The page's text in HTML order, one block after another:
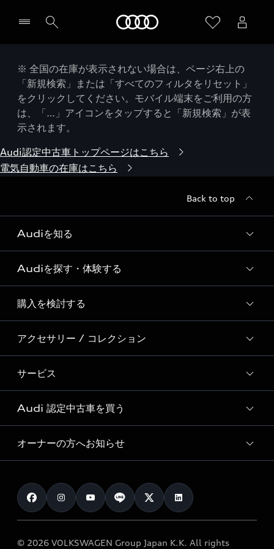
※ 全国の在庫が表示されない場合は、ページ右上の
「新規検索」または「すべてのフィルタをリセット」
をクリックしてください。モバイル端末をご利用の方
は、「…」アイコンをタップすると「新規検索」が表
示されます。
Audi認定中古車トップページはこちら
電気自動車の在庫はこちら
Back to top
Audiを知る
Audi ブランド
Story of Progress
Audi Sport
Formula 1®
デジタルサービス
Audiを探す・体験する
ディーラー検索
新車在庫検索
試乗車・展示車検索
見積り依頼
試乗予約
購入を検討する
モデル一覧
特別仕様モデル / 限定モデル
e-tronラインアップ
価格シミュレーション
車両比較
カタログ一覧
アクセサリー / コレクション
純正アクセサリー
オンラインショップ
Audi collection
アウディナビアプリ
サービス
サービス入庫予約
サービスプログラム
メンテナンス
車検 / 定期点検
e-tronアフターサポート
Audi 認定中古車を買う
Audi認定中古車
クオリティ
保証
メンテナンス
オーナーの方へお知らせ
お知らせ
オーナー様向けキャンペーン
© 2026 VOLKSWAGEN Group Japan K.K. All rights